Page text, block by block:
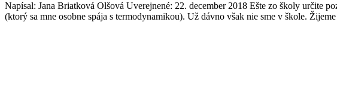
Napísal: Jana Briatková Olšová Uverejnené: 22. december 2018 Ešte zo školy určite
(ktorý sa mne osobne spája s termodynamikou). Už dávno však nie sme v škole.